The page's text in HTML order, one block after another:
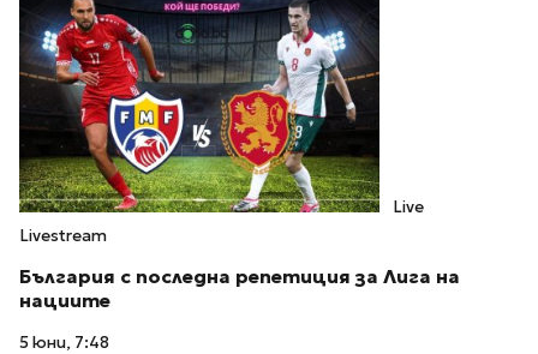
Live
Livestream
България с последна репетиция за Лига на
нациите
5 юни, 7:48